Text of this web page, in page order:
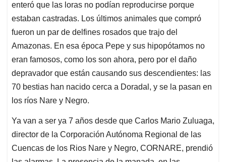
enteró que las loras no podían reproducirse porque
estaban castradas. Los últimos animales que compró
fueron un par de delfines rosados que trajo del
Amazonas. En esa época Pepe y sus hipopótamos no
eran famosos, como los son ahora, pero por el daño
depravador que están causando sus descendientes: las
70 bestias han nacido cerca a Doradal, y se la pasan en
los ríos Nare y Negro.
Ya van a ser ya 7 años desde que Carlos Mario Zuluaga,
director de la Corporación Autónoma Regional de las
Cuencas de los Rios Nare y Negro, CORNARE, prendió